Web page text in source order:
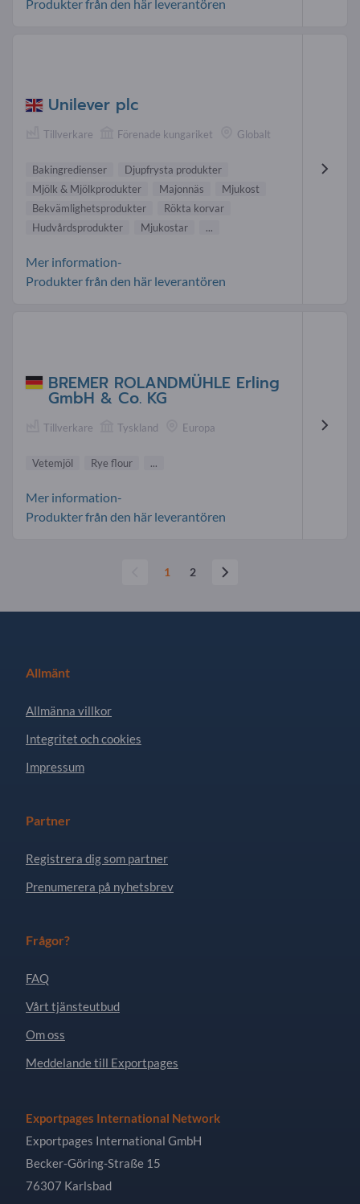
Produkter från den här leverantören
Unilever plc
Tillverkare Förenade kungariket Globalt
Bakingredienser
Djupfrysta produkter
Mjölk & Mjölkprodukter
Majonnäs
Mjukost
Bekvämlighetsprodukter
Rökta korvar
Hudvårdsprodukter
Mjukostar ...
Mer information-
Produkter från den här leverantören
BREMER ROLANDMÜHLE Erling
GmbH & Co. KG
Tillverkare Tyskland Europa
Vetemjöl Rye flour ...
Mer information-
Produkter från den här leverantören
1 2
Allmänt
Allmänna villkor
Integritet och cookies
Impressum
Partner
Registrera dig som partner
Prenumerera på nyhetsbrev
Frågor?
FAQ
Vårt tjänsteutbud
Om oss
Meddelande till Exportpages
Exportpages International Network
Exportpages International GmbH
Becker-Göring-Straße 15
76307 Karlsbad